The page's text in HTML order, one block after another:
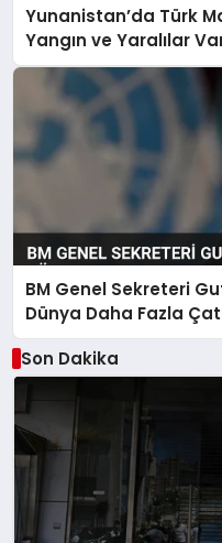
Yunanistan’da Türk
Yangın ve Yaralılar
BM Genel Sekreteri
Dünya Daha Fazla
Son Dakika